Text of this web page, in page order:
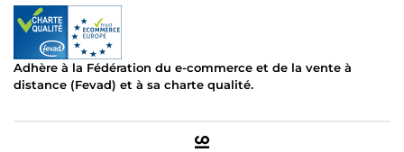
Adhère à la Fédération du e-commerce et de la vente à
distance (Fevad) et à sa charte qualité.